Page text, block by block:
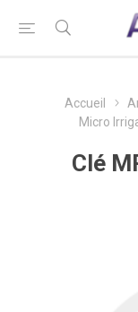
Accueil
Micro
Clé